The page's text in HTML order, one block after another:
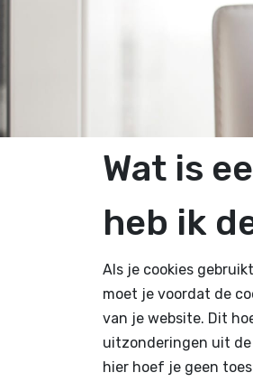
Wat is
heb ik
Als je cookies
moet je voordat de
van je website. Dit
uitzonderingen uit
hier hoef je geen